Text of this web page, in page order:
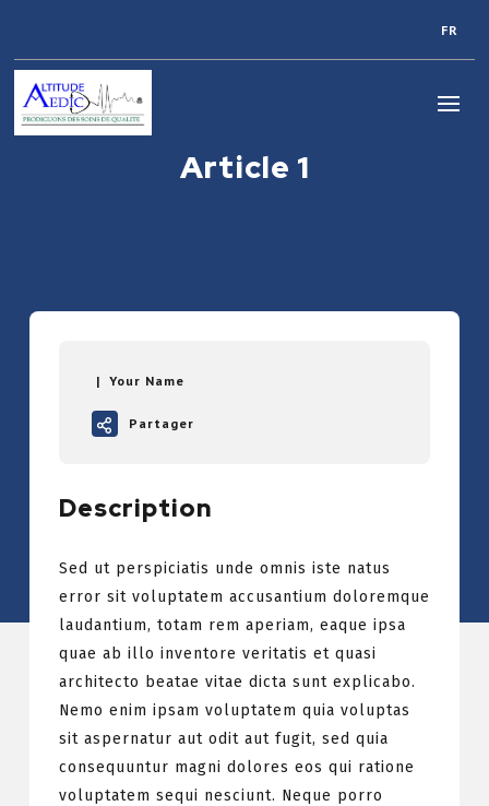
FR
Article 1
Your Name
Partager
Description
Sed ut perspiciatis unde omnis iste natus
error sit voluptatem accusantium doloremque
laudantium, totam rem aperiam, eaque ipsa
quae ab illo inventore veritatis et quasi
architecto beatae vitae dicta sunt explicabo.
Nemo enim ipsam voluptatem quia voluptas
sit aspernatur aut odit aut fugit, sed quia
consequuntur magni dolores eos qui ratione
voluptatem sequi nesciunt. Neque porro